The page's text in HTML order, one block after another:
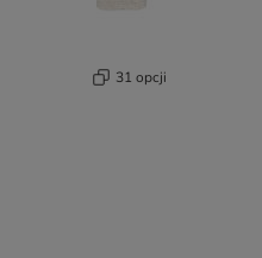
31 opcji